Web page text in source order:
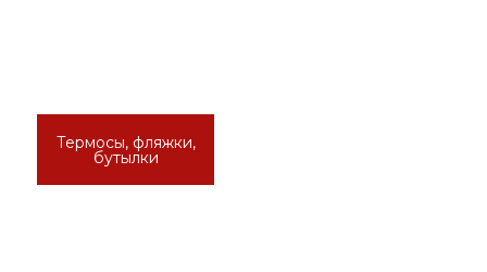
Термосы, фляжки,
бутылки